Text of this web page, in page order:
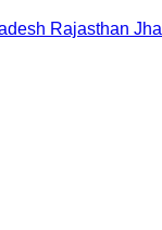
Rajasthan